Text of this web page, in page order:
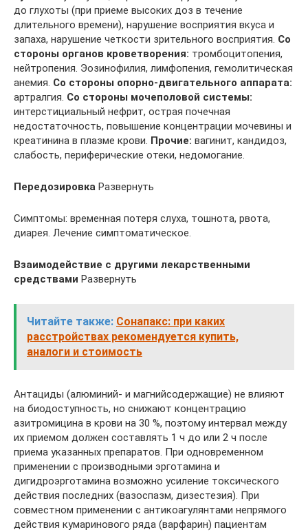
до глухоты (при приеме высоких доз в течение
длительного времени), нарушение восприятия вкуса и
запаха, нарушение четкости зрительного восприятия. Со
стороны органов кроветворения: тромбоцитопения,
нейтропения. Эозинофилия, лимфопения, гемолитическая
анемия. Со стороны опорно-двигательного аппарата:
артралгия. Со стороны мочеполовой системы:
интерстициальный нефрит, острая почечная
недостаточность, повышение концентрации мочевины и
креатинина в плазме крови. Прочие: вагинит, кандидоз,
слабость, периферические отеки, недомогание.
Передозировка Развернуть
Симптомы: временная потеря слуха, тошнота, рвота,
диарея. Лечение симптоматическое.
Взаимодействие с другими лекарственными
средствами Развернуть
Читайте также: Сонапакс: при каких
расстройствах рекомендуется купить,
аналоги и стоимость
Антациды (алюминий- и магнийсодержащие) не влияют
на биодоступность, но снижают концентрацию
азитромицина в крови на 30 %, поэтому интервал между
их приемом должен составлять 1 ч до или 2 ч после
приема указанных препаратов. При одновременном
применении с производными эрготамина и
дигидроэрготамина возможно усиление токсического
действия последних (вазоспазм, дизестезия). При
совместном применении с антикоагулянтами непрямого
действия кумаринового ряда (варфарин) пациентам